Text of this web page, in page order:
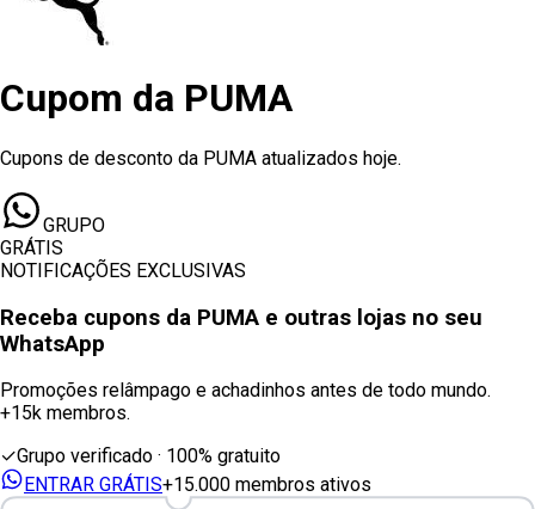
Cupom da PUMA
Cupons de desconto da PUMA atualizados hoje.
GRUPO
GRÁTIS
NOTIFICAÇÕES EXCLUSIVAS
Receba cupons da PUMA e outras lojas no seu
WhatsApp
Promoções relâmpago e achadinhos antes de todo mundo.
+15k membros.
✓Grupo verificado · 100% gratuito
ENTRAR GRÁTIS+15.000 membros ativos